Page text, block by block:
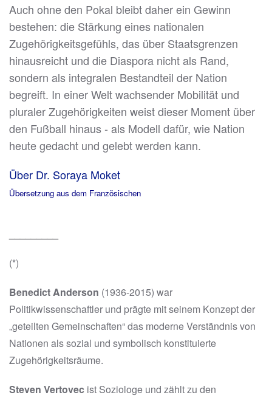
Auch ohne den Pokal bleibt daher ein Gewinn
bestehen: die Stärkung eines nationalen
Zugehörigkeitsgefühls, das über Staatsgrenzen
hinausreicht und die Diaspora nicht als Rand,
sondern als integralen Bestandteil der Nation
begreift. In einer Welt wachsender Mobilität und
pluraler Zugehörigkeiten weist dieser Moment über
den Fußball hinaus - als Modell dafür, wie Nation
heute gedacht und gelebt werden kann.
Über Dr. Soraya Moket
Übersetzung aus dem Französischen
(*)
Benedict Anderson (1936-2015) war
Politikwissenschaftler und prägte mit seinem Konzept der
„geteilten Gemeinschaften“ das moderne Verständnis von
Nationen als sozial und symbolisch konstituierte
Zugehörigkeitsräume.
Steven Vertovec ist Soziologe und zählt zu den